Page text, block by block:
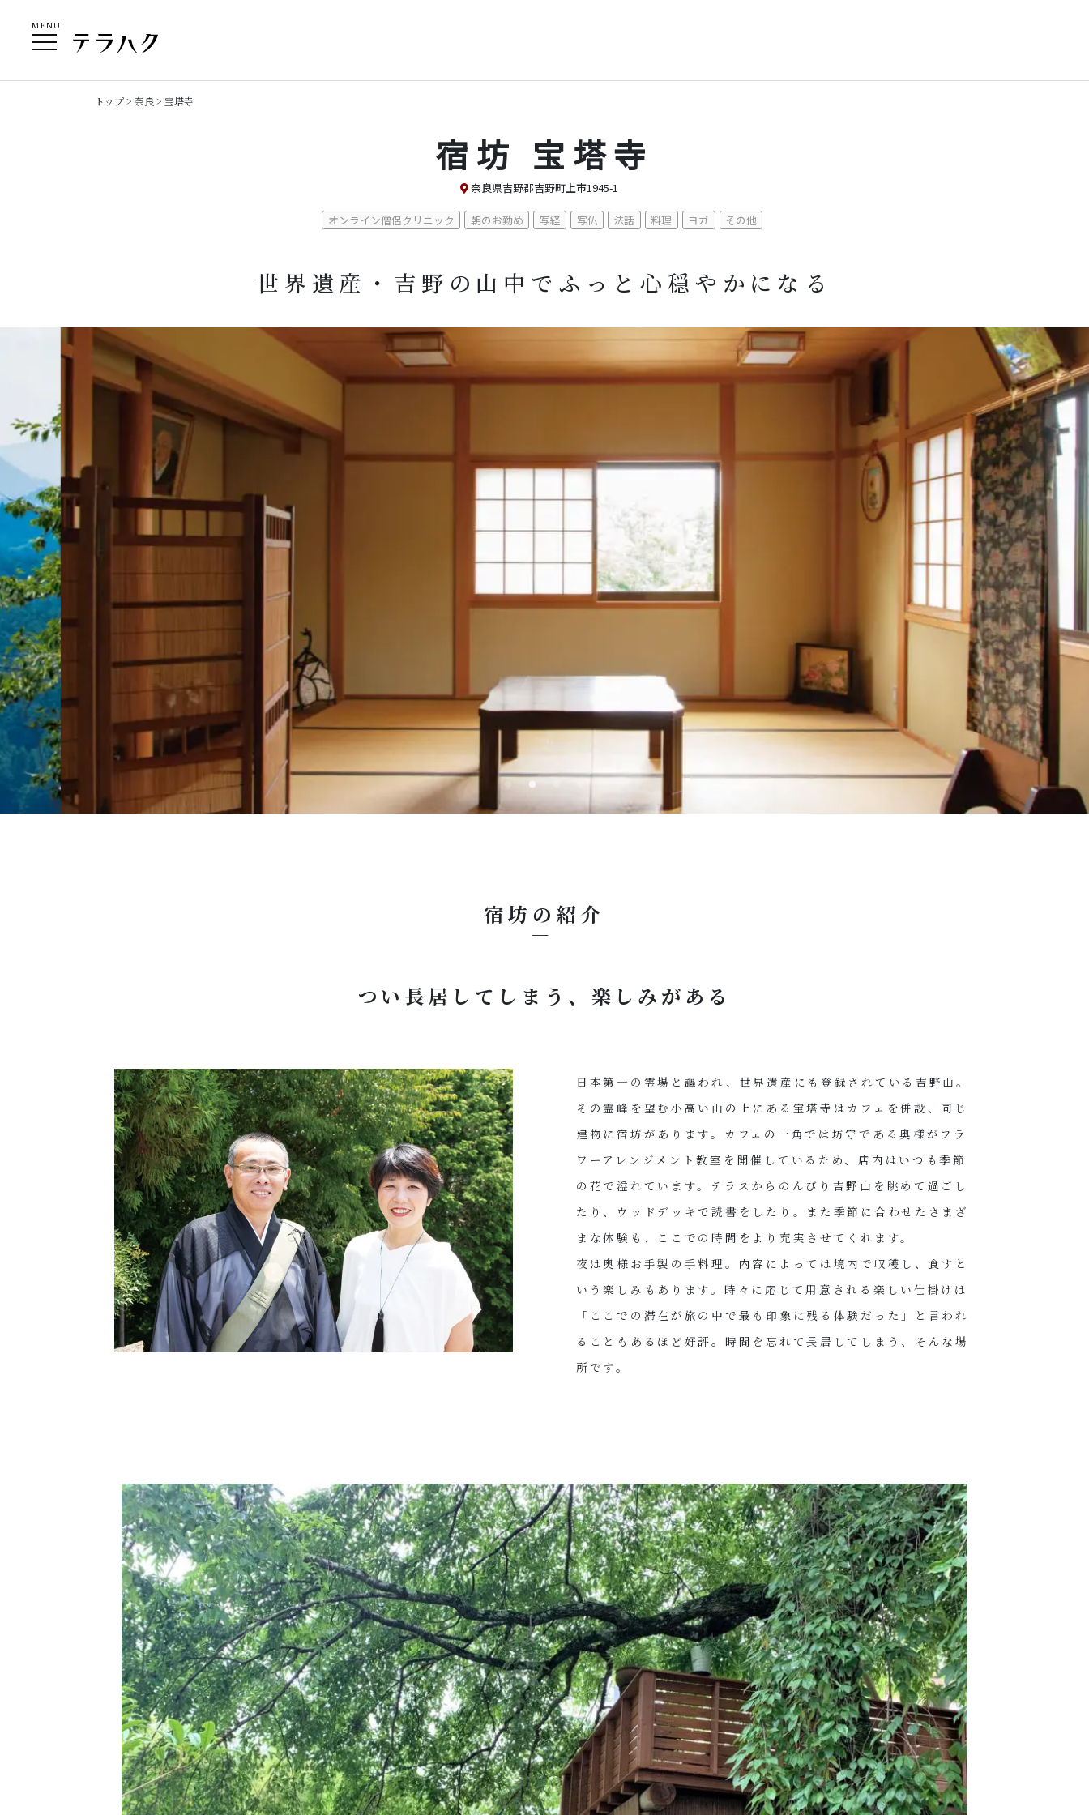
MENU
トップ> 奈良> 宝塔寺
宿坊 宝塔寺
奈良県吉野郡吉野町上市1945-1
オンライン僧侶クリニック 朝のお勤め 写経 写仏 法話 料理 ヨガ その他
世界遺産・吉野の山中でふっと心穏やかになる
宿坊の紹介
つい長居してしまう、楽しみがある
日本第一の霊場と謳われ、世界遺産にも登録されている吉野山。
その霊峰を望む小高い山の上にある宝塔寺はカフェを併設、同じ
建物に宿坊があります。カフェの一角では坊守である奥様がフラ
ワーアレンジメント教室を開催しているため、店内はいつも季節
の花で溢れています。テラスからのんびり吉野山を眺めて過ごし
たり、ウッドデッキで読書をしたり。また季節に合わせたさまざ
まな体験も、ここでの時間をより充実させてくれます。
夜は奥様お手製の手料理。内容によっては境内で収穫し、食すと
いう楽しみもあります。時々に応じて用意される楽しい仕掛けは
「ここでの滞在が旅の中で最も印象に残る体験だった」と言われ
ることもあるほど好評。時間を忘れて長居してしまう、そんな場
所です。